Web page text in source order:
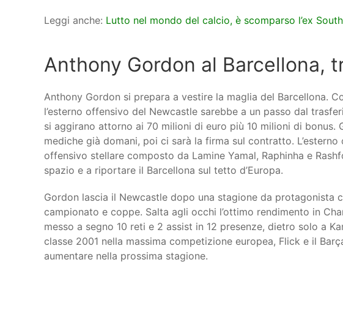
Leggi anche: Lutto nel mondo del calcio, è scomparso l’ex
Anthony Gordon al Barcellona,
Anthony Gordon si prepara a vestire la maglia del Barcellona.
l’esterno offensivo del Newcastle sarebbe a un passo dal
si aggirano attorno ai 70 milioni di euro più 10 milioni di bonus.
mediche già domani, poi ci sarà la firma sul contratto.
offensivo stellare composto da Lamine Yamal, Raphinha e
spazio e a riportare il Barcellona sul tetto d’Europa.
Gordon lascia il Newcastle dopo una stagione da protagonista
campionato e coppe. Salta agli occhi l’ottimo rendimento in
messo a segno 10 reti e 2 assist in 12 presenze, dietro solo a
classe 2001 nella massima competizione europea, Flick e il
aumentare nella prossima stagione.